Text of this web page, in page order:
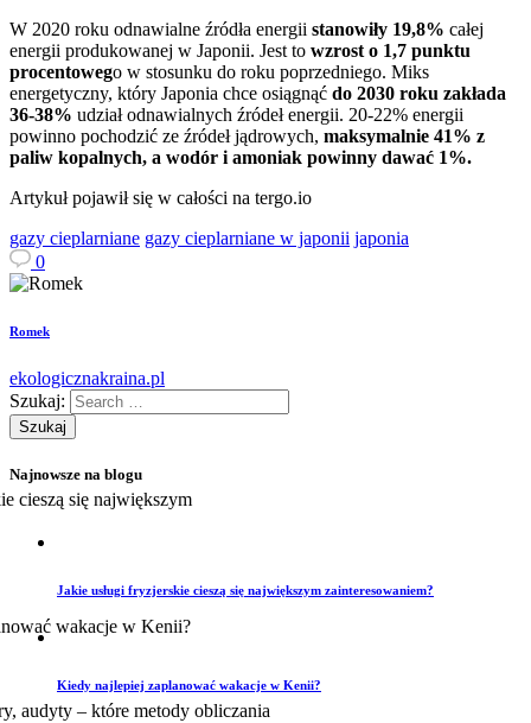
W 2020 roku odnawialne źródła energii stanowiły 19,8% całej
energii produkowanej w Japonii. Jest to wzrost o 1,7 punktu
procentowego w stosunku do roku poprzedniego. Miks
energetyczny, który Japonia chce osiągnąć do 2030 roku zakłada
36-38% udział odnawialnych źródeł energii. 20-22% energii
powinno pochodzić ze źródeł jądrowych, maksymalnie 41% z
paliw kopalnych, a wodór i amoniak powinny dawać 1%.
Artykuł pojawił się w całości na tergo.io
gazy cieplarniane gazy cieplarniane w japonii japonia
0
Romek
ekologicznakraina.pl
Szukaj:
Najnowsze na blogu
Jakie usługi fryzjerskie cieszą się największym zainteresowaniem?
Kiedy najlepiej zaplanować wakacje w Kenii?